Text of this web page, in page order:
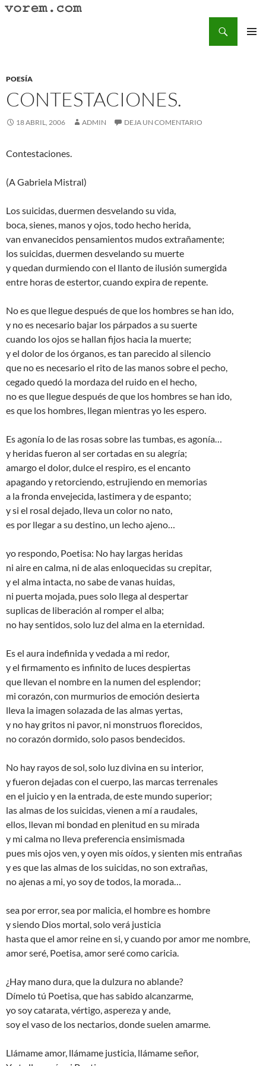
Saltar
POESÍA
CONTESTACIONES.
18 ABRIL, 2006 ADMIN DEJA UN COMENTARIO
Contestaciones.
(A Gabriela Mistral)
Los suicidas, duermen desvelando su vida,
boca, sienes, manos y ojos, todo hecho herida,
van envanecidos pensamientos mudos extrañamente;
los suicidas, duermen desvelando su muerte
y quedan durmiendo con el llanto de ilusión sumergida
entre horas de estertor, cuando expira de repente.
No es que llegue después de que los hombres se han ido,
y no es necesario bajar los párpados a su suerte
cuando los ojos se hallan fijos hacia la muerte;
y el dolor de los órganos, es tan parecido al silencio
que no es necesario el rito de las manos sobre el pecho,
cegado quedó la mordaza del ruido en el hecho,
no es que llegue después de que los hombres se han ido,
es que los hombres, llegan mientras yo les espero.
Es agonía lo de las rosas sobre las tumbas, es agonía…
y heridas fueron al ser cortadas en su alegría;
amargo el dolor, dulce el respiro, es el encanto
apagando y retorciendo, estrujiendo en memorias
a la fronda envejecida, lastimera y de espanto;
y si el rosal dejado, lleva un color no nato,
es por llegar a su destino, un lecho ajeno…
yo respondo, Poetisa: No hay largas heridas
ni aire en calma, ni de alas enloquecidas su crepitar,
y el alma intacta, no sabe de vanas huidas,
ni puerta mojada, pues solo llega al despertar
suplicas de liberación al romper el alba;
no hay sentidos, solo luz del alma en la eternidad.
Es el aura indefinida y vedada a mi redor,
y el firmamento es infinito de luces despiertas
que llevan el nombre en la numen del esplendor;
mi corazón, con murmurios de emoción desierta
lleva la imagen solazada de las almas yertas,
y no hay gritos ni pavor, ni monstruos florecidos,
no corazón dormido, solo pasos bendecidos.
No hay rayos de sol, solo luz divina en su interior,
y fueron dejadas con el cuerpo, las marcas terrenales
en el juicio y en la entrada, de este mundo superior;
las almas de los suicidas, vienen a mí a raudales,
ellos, llevan mi bondad en plenitud en su mirada
y mi calma no lleva preferencia ensimismada
pues mis ojos ven, y oyen mis oídos, y sienten mis entrañas
y es que las almas de los suicidas, no son extrañas,
no ajenas a mi, yo soy de todos, la morada…
sea por error, sea por malicia, el hombre es hombre
y siendo Dios mortal, solo verá justicia
hasta que el amor reine en si, y cuando por amor me nombre,
amor seré, Poetisa, amor seré como caricia.
¿Hay mano dura, que la dulzura no ablande?
Dímelo tú Poetisa, que has sabido alcanzarme,
yo soy catarata, vértigo, aspereza y ande,
soy el vaso de los nectarios, donde suelen amarme.
Llámame amor, llámame justicia, llámame señor,